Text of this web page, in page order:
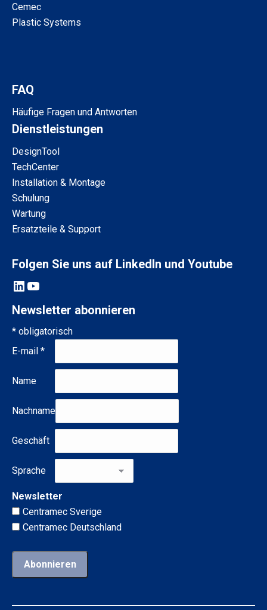
Cemec
Plastic Systems
FAQ
Häufige Fragen und Antworten
Dienstleistungen
DesignTool
TechCenter
Installation & Montage
Schulung
Wartung
Ersatzteile & Support
Folgen Sie uns auf LinkedIn und Youtube
LinkedIn
YouTube
Newsletter abonnieren
* obligatorisch
E-mail *
Name
Nachname
Geschäft
Sprache
Newsletter
Centramec Sverige
Centramec Deutschland